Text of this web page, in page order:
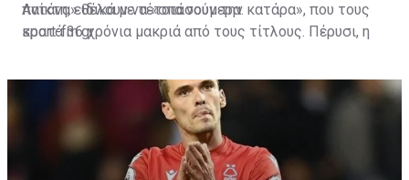
παίκτη, ειδικά με τέτοια νούμερα.
Αντάνα» θέλουν να «σπάσουν την κατάρα», που τους
κρατά 36 χρόνια μακριά από τους τίτλους. Πέρυσι, η
Σαουδικής Αραβίας, με 10 νίκες, 7 ισοπαλίες και 13
ήττες, συγκεντρώνοντας, συνολικά, 37 βαθμούς.
sport-fm.gr